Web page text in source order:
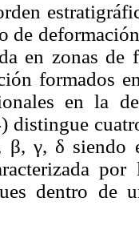
de
en zonas
formados
en la
distingue
β, γ, δ siendo
dentro de